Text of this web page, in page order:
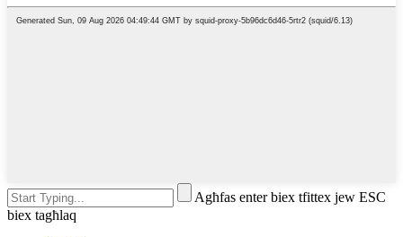
Agħfas enter biex tfittex jew ESC
biex tagħlaq